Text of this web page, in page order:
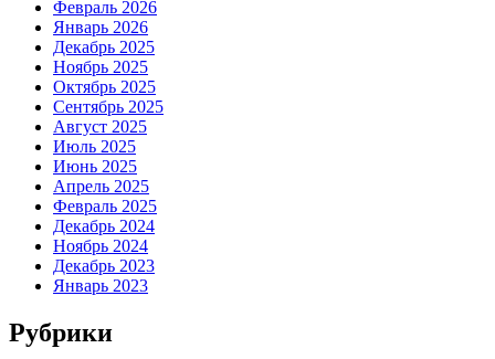
Февраль 2026
Январь 2026
Декабрь 2025
Ноябрь 2025
Октябрь 2025
Сентябрь 2025
Август 2025
Июль 2025
Июнь 2025
Апрель 2025
Февраль 2025
Декабрь 2024
Ноябрь 2024
Декабрь 2023
Январь 2023
Рубрики